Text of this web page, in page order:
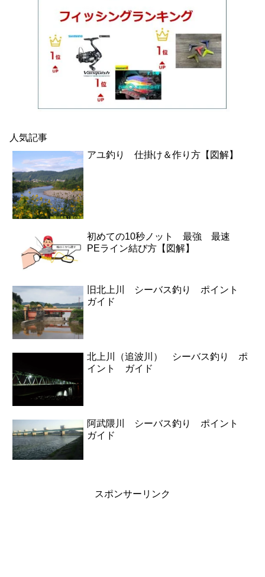
人気記事
アユ釣り 仕掛け＆作り方【図解】
初めての10秒ノット 最強 最速
PEライン結び方【図解】
旧北上川 シーバス釣り ポイント
ガイド
北上川（追波川） シーバス釣り ポ
イント ガイド
阿武隈川 シーバス釣り ポイント
ガイド
スポンサーリンク